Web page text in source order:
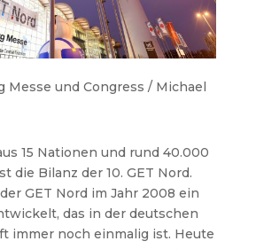
Messe und Congress / Michael
15 Nationen und rund 40.000
die Bilanz der 10. GET Nord.
GET Nord im Jahr 2008 ein
das in der deutschen
immer noch einmalig ist. Heute